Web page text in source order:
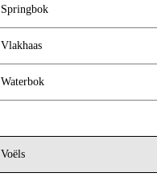
Springbok
Vlakhaas
Waterbok
Voëls